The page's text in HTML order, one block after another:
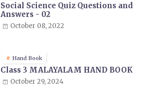
Social Science Quiz Questions and
Answers - 02
October 08, 2022
Hand Book
Class 3 MALAYALAM HAND BOOK
October 29, 2024